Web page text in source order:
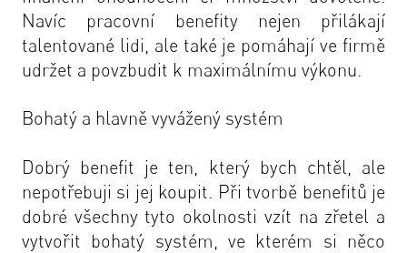
Navíc pracovní benefity nejen přilákají
talentované lidi, ale také je pomáhají ve firmě
udržet a povzbudit k maximálnímu výkonu.
Bohatý a hlavně vyvážený systém
Dobrý benefit je ten, který bych chtěl, ale
nepotřebuji si jej koupit. Při tvorbě benefitů je
dobré všechny tyto okolnosti vzít na zřetel a
vytvořit bohatý systém, ve kterém si něco